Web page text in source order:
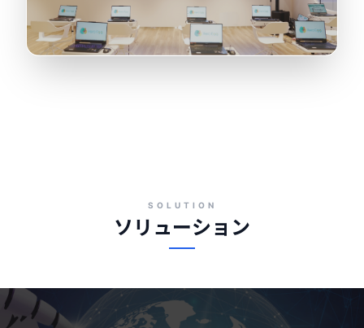
SOLUTION
ソリューション